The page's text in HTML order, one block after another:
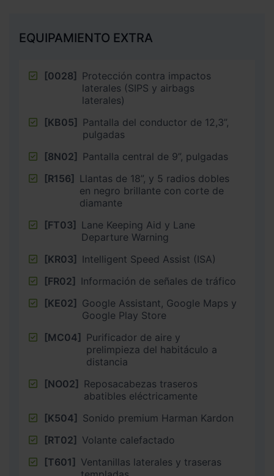
EQUIPAMIENTO EXTRA
[0028] Protección contra impactos
laterales (SIPS y airbags
laterales)
[KB05] Pantalla del conductor de 12,3”,
pulgadas
[8N02]
Pantalla central de 9”, pulgadas
[R156] Llantas de 18”, y 5 radios dobles
en negro brillante con corte de
diamante
[FT03] Lane Keeping Aid y Lane
Departure Warning
[KR03] Intelligent Speed Assist (ISA)
[FR02] Información de señales de tráfico
[KE02] Google Assistant, Google Maps y
Google Play Store
[MC04] Purificador de aire y
prelimpieza del habitáculo a
distancia
[NO02] Reposacabezas traseros
abatibles eléctricamente
[K504] Sonido premium Harman Kardon
[RT02] Volante calefactado
[T601] Ventanillas laterales y traseras